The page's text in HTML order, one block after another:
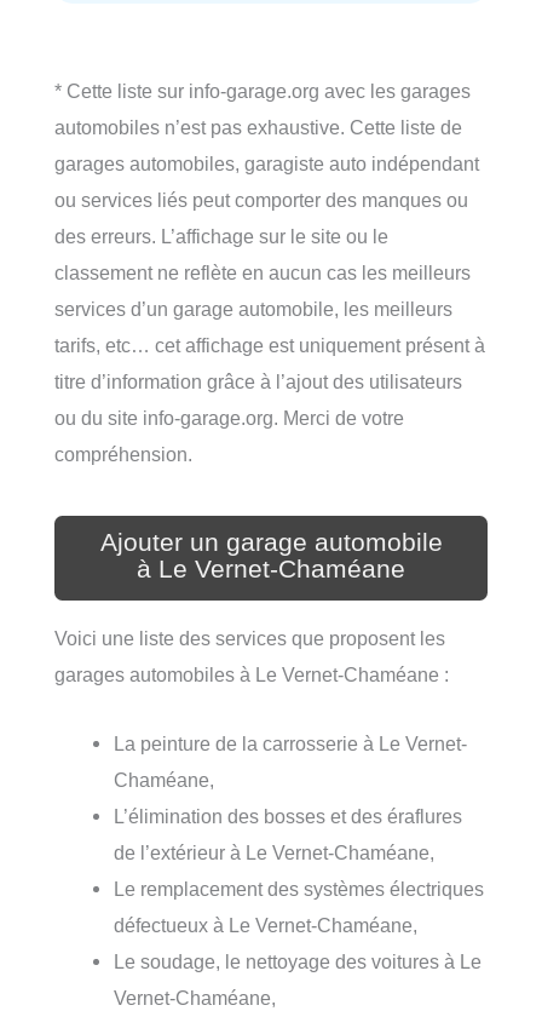
* Cette liste sur info-garage.org avec les garages
automobiles n’est pas exhaustive. Cette liste de
garages automobiles, garagiste auto indépendant
ou services liés peut comporter des manques ou
des erreurs. L’affichage sur le site ou le
classement ne reflète en aucun cas les meilleurs
services d’un garage automobile, les meilleurs
tarifs, etc… cet affichage est uniquement présent à
titre d’information grâce à l’ajout des utilisateurs
ou du site info-garage.org. Merci de votre
compréhension.
Ajouter un garage automobile
à Le Vernet-Chaméane
Voici une liste des services que proposent les
garages automobiles à Le Vernet-Chaméane :
La peinture de la carrosserie à Le Vernet-
Chaméane,
L’élimination des bosses et des éraflures
de l’extérieur à Le Vernet-Chaméane,
Le remplacement des systèmes électriques
défectueux à Le Vernet-Chaméane,
Le soudage, le nettoyage des voitures à Le
Vernet-Chaméane,